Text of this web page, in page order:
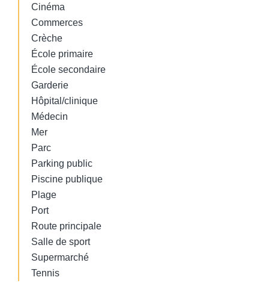
Cinéma
Commerces
Crèche
École primaire
École secondaire
Garderie
Hôpital/clinique
Médecin
Mer
Parc
Parking public
Piscine publique
Plage
Port
Route principale
Salle de sport
Supermarché
Tennis